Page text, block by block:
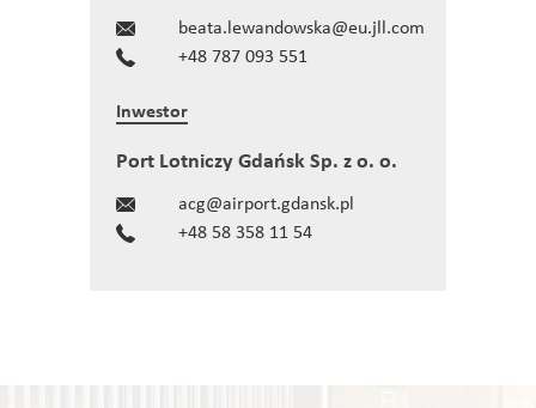
beata.lewandowska@eu.jll.com
+48 787 093 551
Inwestor
Port Lotniczy Gdańsk Sp. z o. o.
acg@airport.gdansk.pl
+48 58 358 11 54